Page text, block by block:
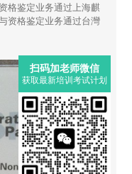
格鉴定业务通过上海麒
资格鉴定业务通过台灣
扫码加老师微信
获取最新培训考试计划